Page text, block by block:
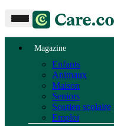
Magazine
Enfants
Animaux
Maison
Seniors
Soutien scolaire
Emploi